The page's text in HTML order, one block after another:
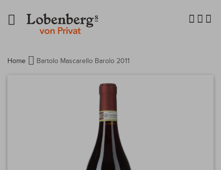
Navigation
umschalten
Home Bartolo Mascarello Barolo 2011